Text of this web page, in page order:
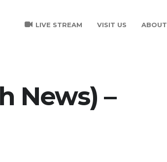
LIVE STREAM VISIT US ABOUT
News) –